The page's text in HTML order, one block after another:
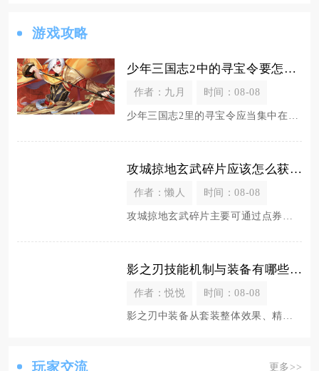
游戏攻略
少年三国志2中的寻宝令要怎样使用
作者：九月 时间：08-08
攻城掠地玄武碎片应该怎么获取
作者：懒人 时间：08-08
影之刃技能机制与装备有哪些关联
作者：悦悦 时间：08-08
影之刃中装备从套装整体效果、精细化词条属性、刻印赋能三个维度深度绑定技能的释放逻辑、资源消
玩家交流 更多>>